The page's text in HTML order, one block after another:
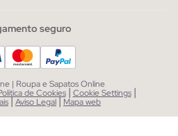
seguro
| Roupa e Sapatos Online
de Cookies | Cookie Settings |
|Aviso Legal| Mapa web